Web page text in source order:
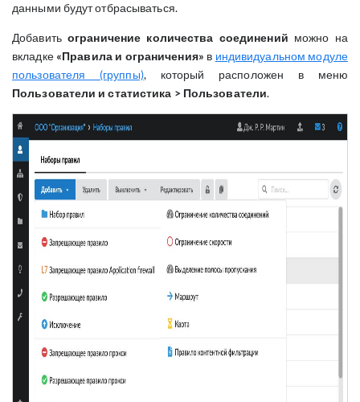
данными будут отбрасываться.
Добавитьограничение количества соединений можно на
вкладке «Правила и ограничения» в индивидуальном модуле
пользователя (группы), который расположен в меню
Пользователи и статистика > Пользователи.